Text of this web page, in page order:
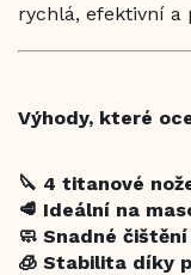
rychlá, efektivní a
Výhody, které
🔪 4 titanové
🥩 Ideální na
🧼 Snadné
🧊 Stabilita díky